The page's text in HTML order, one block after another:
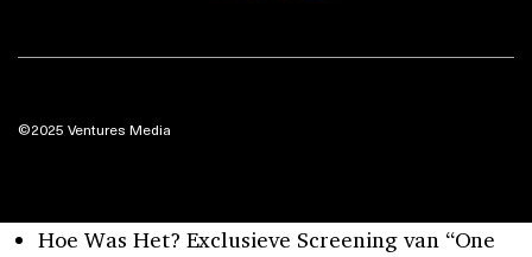
©2025 Ventures Media
Hoe Was Het? Exclusieve Screening van “One